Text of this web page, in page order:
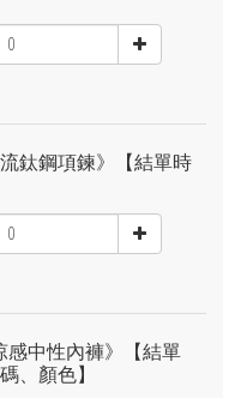
鈦鋼項鍊》【結單時
感中性內褲》【結單
、顏色】